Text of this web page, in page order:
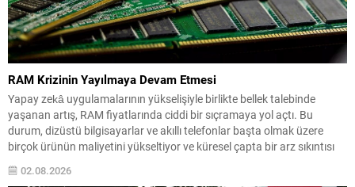
RAM Krizinin Yayılmaya Devam Etmesi
Yapay zekâ uygulamalarının yükselişiyle birlikte bellek talebinde
yaşanan artış, RAM fiyatlarında ciddi bir sıçramaya yol açtı. Bu
durum, dizüstü bilgisayarlar ve akıllı telefonlar başta olmak üzere
birçok ürünün maliyetini yükseltiyor ve küresel çapta bir arz sıkıntısı
riski doğuruyor. Samsung Finans Direktörü’nün işaret ettiği üzere,
mikroçip tedarikindeki darboğazın 2027’de derinleşmesi ve...
02.08.2026